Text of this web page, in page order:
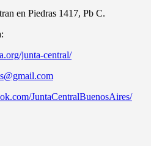
en Piedras 1417, Pb C.
junta-central/
JuntaCentralBuenosAires/